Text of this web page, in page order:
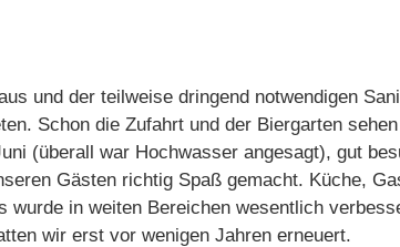
und der teilweise dringend notwendigen
Schon die Zufahrt und der Biergarten
(überall war Hochwasser angesagt), gut
Gästen richtig Spaß gemacht. Küche,
in weiten Bereichen wesentlich
wir erst vor wenigen Jahren erneuert.